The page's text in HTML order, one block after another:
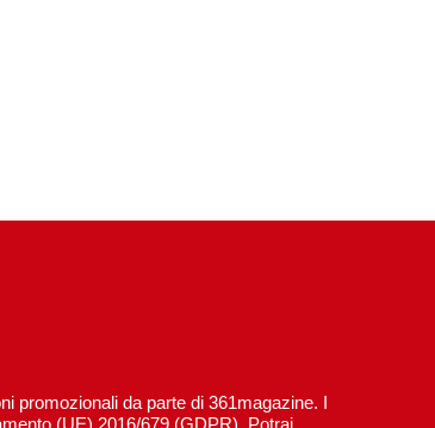
promozionali da parte di 361magazine. I
(UE) 2016/679 (GDPR). Potrai